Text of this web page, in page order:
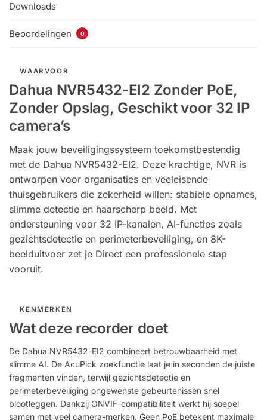
Downloads
Beoordelingen 0
WAARVOOR
Dahua NVR5432-EI2 Zonder PoE,
Zonder Opslag, Geschikt voor 32 IP
camera’s
Maak jouw beveiligingssysteem toekomstbestendig
met de Dahua NVR5432-EI2. Deze krachtige, NVR is
ontworpen voor organisaties en veeleisende
thuisgebruikers die zekerheid willen: stabiele opnames,
slimme detectie en haarscherp beeld. Met
ondersteuning voor 32 IP-kanalen, AI-functies zoals
gezichtsdetectie en perimeterbeveiliging, en 8K-
beelduitvoer zet je Direct een professionele stap
vooruit.
KENMERKEN
Wat deze recorder doet
De Dahua NVR5432-EI2 combineert betrouwbaarheid met
slimme AI. De AcuPick zoekfunctie laat je in seconden de juiste
fragmenten vinden, terwijl gezichtsdetectie en
perimeterbeveiliging ongewenste gebeurtenissen snel
blootleggen. Dankzij ONVIF-compatibiliteit werkt hij soepel
samen met veel camera-merken. Geen PoE betekent maximale